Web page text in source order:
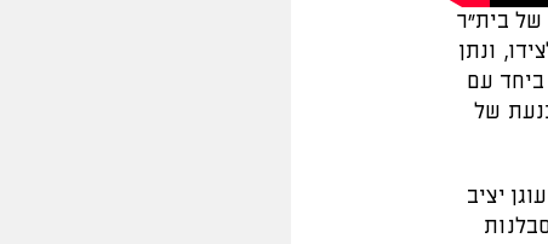
של בית"ר
ונתן
עם
של
יציב